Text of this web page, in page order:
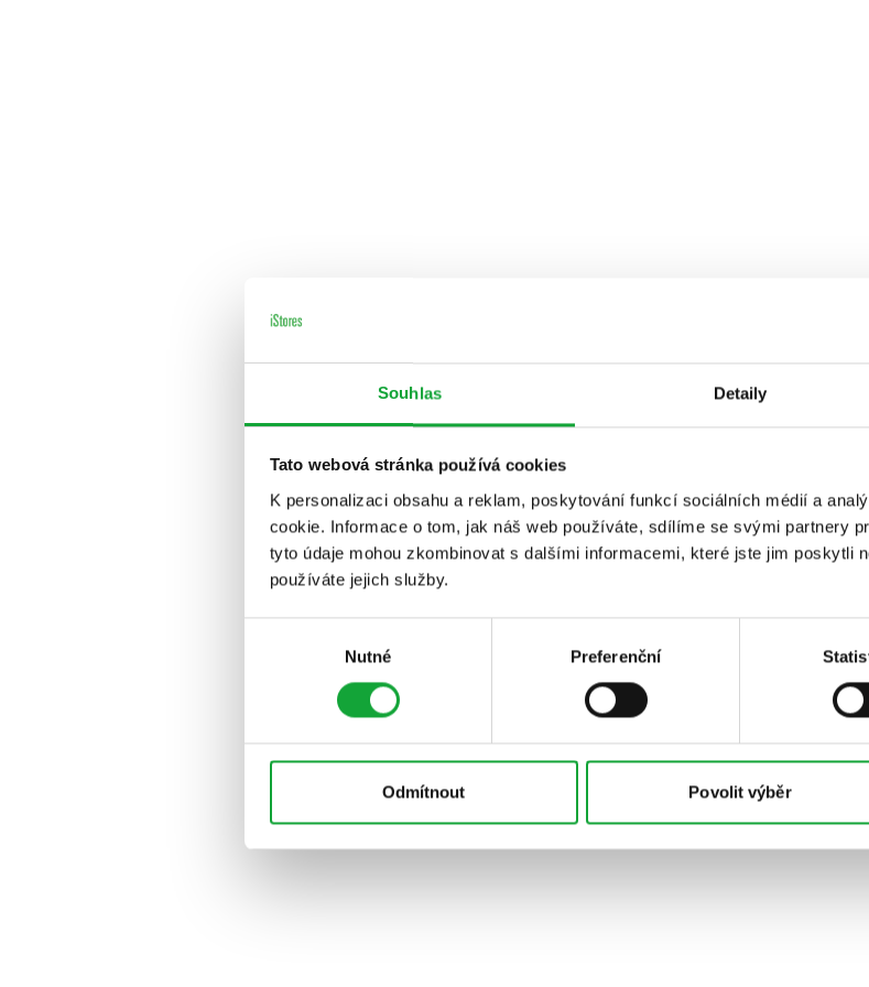
Souhlas Detaily
Tato webová stránka používá cookies
K personalizaci obsahu a reklam, poskytování funkcí sociálních médií a
cookie. Informace o tom, jak náš web používáte, sdílíme se svými partnery
tyto údaje mohou zkombinovat s dalšími informacemi, které jste jim poskytli
používáte jejich služby.
Nutné Preferenční
Odmítnout Povolit výběr